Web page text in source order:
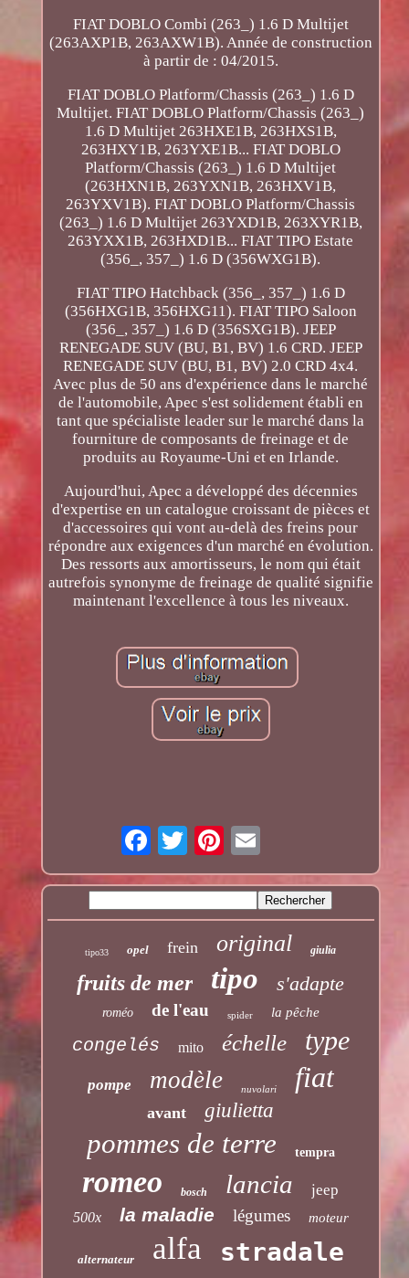
FIAT DOBLO Combi (263_) 1.6 D Multijet
(263AXP1B, 263AXW1B). Année de construction
à partir de : 04/2015.
FIAT DOBLO Platform/Chassis (263_) 1.6 D
Multijet. FIAT DOBLO Platform/Chassis (263_)
1.6 D Multijet 263HXE1B, 263HXS1B,
263HXY1B, 263YXE1B... FIAT DOBLO
Platform/Chassis (263_) 1.6 D Multijet
(263HXN1B, 263YXN1B, 263HXV1B,
263YXV1B). FIAT DOBLO Platform/Chassis
(263_) 1.6 D Multijet 263YXD1B, 263XYR1B,
263YXX1B, 263HXD1B... FIAT TIPO Estate
(356_, 357_) 1.6 D (356WXG1B).
FIAT TIPO Hatchback (356_, 357_) 1.6 D
(356HXG1B, 356HXG11). FIAT TIPO Saloon
(356_, 357_) 1.6 D (356SXG1B). JEEP
RENEGADE SUV (BU, B1, BV) 1.6 CRD. JEEP
RENEGADE SUV (BU, B1, BV) 2.0 CRD 4x4.
Avec plus de 50 ans d'expérience dans le marché
de l'automobile, Apec s'est solidement établi en
tant que spécialiste leader sur le marché dans la
fourniture de composants de freinage et de
produits au Royaume-Uni et en Irlande.
Aujourd'hui, Apec a développé des décennies
d'expertise en un catalogue croissant de pièces et
d'accessoires qui vont au-delà des freins pour
répondre aux exigences d'un marché en évolution.
Des ressorts aux amortisseurs, le nom qui était
autrefois synonyme de freinage de qualité signifie
maintenant l'excellence à tous les niveaux.
tipo33 opel frein original giulia
fruits de mer tipo s'adapte
roméo de l'eau spider la pêche
congelés mito échelle type
pompe modèle nuvolari fiat
avant giulietta
pommes de terre tempra
romeo bosch lancia jeep
500x la maladie légumes moteur
alternateur alfa stradale